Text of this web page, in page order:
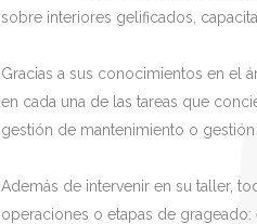
sobre interiores gelificados,
Gracias a sus conocimientos en el
en cada una de las tareas que
gestión de mantenimiento o gestión
Además de intervenir en su taller,
operaciones o etapas de